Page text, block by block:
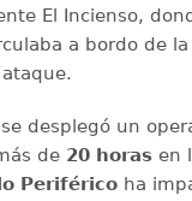
El Incienso,
a bordo de
desplegó un
de 20 horasen
Periféricoha